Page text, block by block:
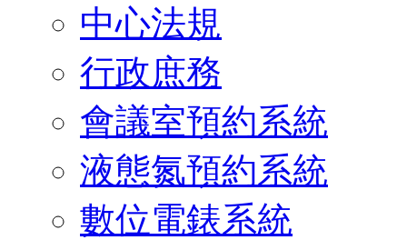
中心法規
行政庶務
會議室預約系統
液態氮預約系統
數位電錶系統